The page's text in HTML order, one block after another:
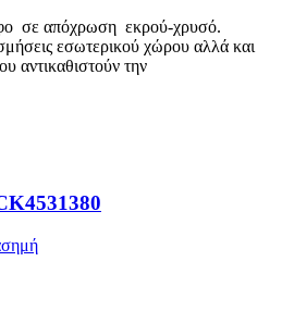
σε απόχρωση εκρού-χρυσό.
εσωτερικού χώρου αλλά και
αντικαθιστούν την